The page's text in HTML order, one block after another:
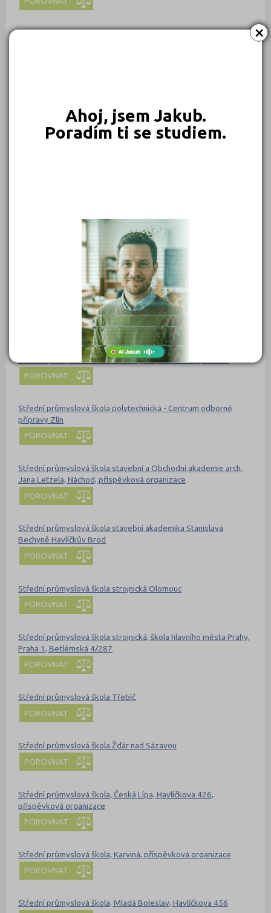
×
Ahoj, jsem Jakub.
Poradím ti se studiem.
POROVNAT
Střední průmyslová škola Jeseník
Střední průmyslová škola na Proseku
Střední průmyslová škola Ostrov, příspěvková organizace
POROVNAT
Střední průmyslová škola polytechnická - Centrum odborné
přípravy Zlín
POROVNAT
Střední průmyslová škola stavební a Obchodní akademie arch.
Jana Letzela, Náchod, příspěvková organizace
POROVNAT
Střední průmyslová škola stavební akademika Stanislava
Bechyně Havlíčkův Brod
POROVNAT
Střední průmyslová škola strojnická Olomouc
POROVNAT
Střední průmyslová škola strojnická, škola hlavního města Prahy,
Praha 1, Betlémská 4/287
POROVNAT
Střední průmyslová škola Třebíč
POROVNAT
Střední průmyslová škola Žďár nad Sázavou
POROVNAT
Střední průmyslová škola, Česká Lípa, Havlíčkova 426,
příspěvková organizace
POROVNAT
Střední průmyslová škola, Karviná, příspěvková organizace
POROVNAT
Střední průmyslová škola, Mladá Boleslav, Havlíčkova 456